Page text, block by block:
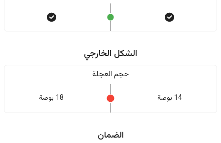
الشكل الخارجي
حجم العجلة
14 بوصة 18 بوصة
الضمان